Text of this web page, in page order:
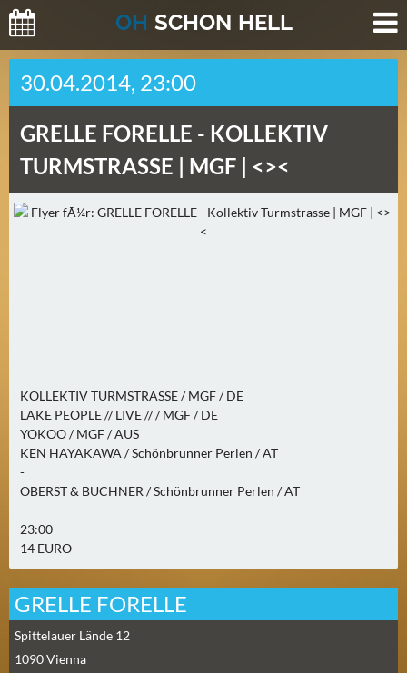
OH SCHON HELL
H
E
T
E
(
2
(
2
)
U
B
E
R
M
O
R
G
30.04.2014, 23:00
GRELLE FORELLE - KOLLEKTIV
TURMSTRASSE | MGF | <><
KOLLEKTIV TURMSTRASSE / MGF / DE
LAKE PEOPLE // LIVE // / MGF / DE
YOKOO / MGF / AUS
KEN HAYAKAWA / Schönbrunner Perlen / AT
-
OBERST & BUCHNER / Schönbrunner Perlen / AT
23:00
14 EURO
GRELLE FORELLE
Spittelauer Lände 12
1090Vienna